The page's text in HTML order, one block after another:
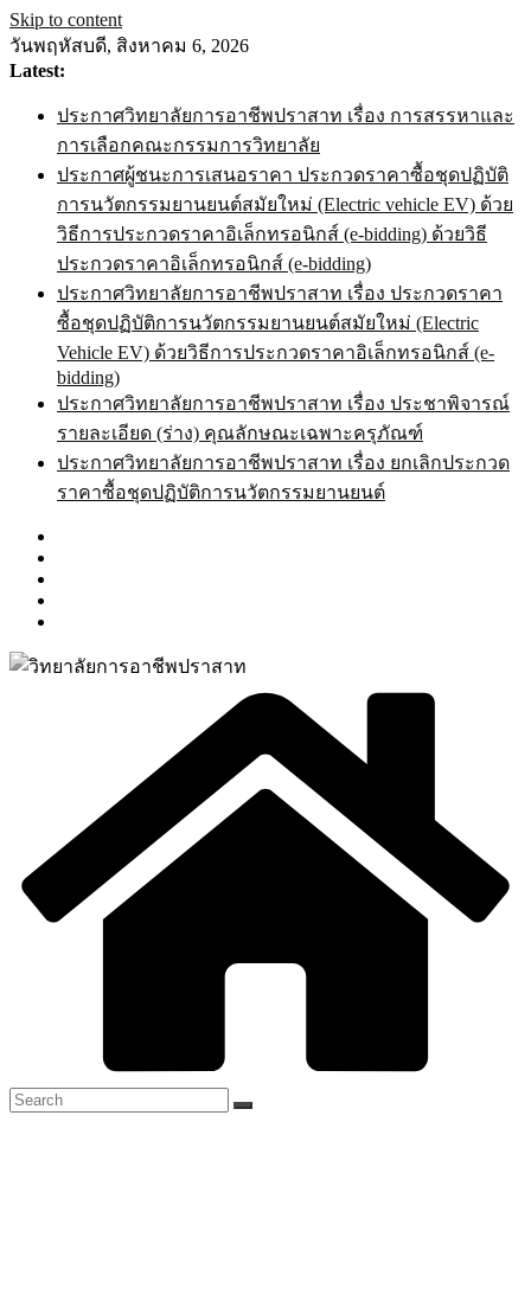
Skip to content
วันพฤหัสบดี, สิงหาคม 6, 2026
Latest:
ประกาศวิทยาลัยการอาชีพปราสาท เรื่อง การสรรหาและ
การเลือกคณะกรรมการวิทยาลัย
ประกาศผู้ชนะการเสนอราคา ประกวดราคาซื้อชุดปฏิบัติ
การนวัตกรรมยานยนต์สมัยใหม่ (Electric vehicle EV) ด้วย
วิธีการประกวดราคาอิเล็กทรอนิกส์ (e-bidding) ด้วยวิธี
ประกวดราคาอิเล็กทรอนิกส์ (e-bidding)
ประกาศวิทยาลัยการอาชีพปราสาท เรื่อง ประกวดราคา
ซื้อชุดปฏิบัติการนวัตกรรมยานยนต์สมัยใหม่ (Electric
Vehicle EV) ด้วยวิธีการประกวดราคาอิเล็กทรอนิกส์ (e-
bidding)
ประกาศวิทยาลัยการอาชีพปราสาท เรื่อง ประชาพิจารณ์
รายละเอียด (ร่าง) คุณลักษณะเฉพาะครุภัณฑ์
ประกาศวิทยาลัยการอาชีพปราสาท เรื่อง ยกเลิกประกวด
ราคาซื้อชุดปฏิบัติการนวัตกรรมยานยนต์